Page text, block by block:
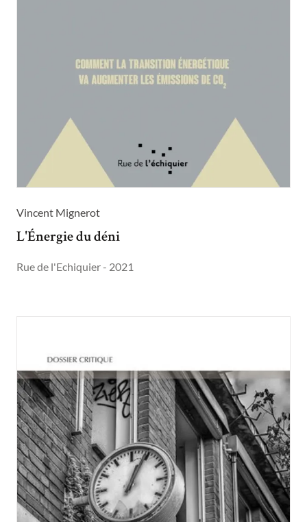
Vincent Mignerot
L'Énergie du déni
Rue de l'Echiquier - 2021